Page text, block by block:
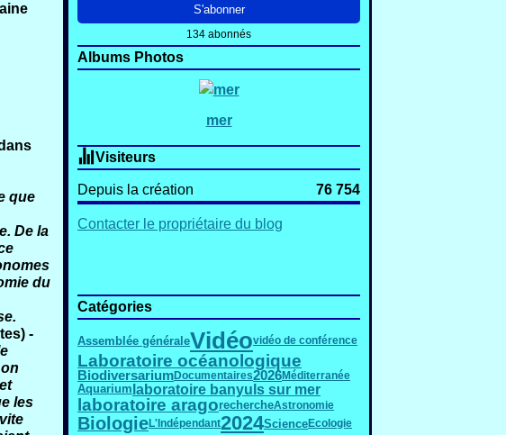
que
De la
du
-
les
134 abonnés
Albums Photos
mer
Visiteurs
Depuis la création 76 754
Contacter le propriétaire du blog
Catégories
Assemblée généraleVidéovidéo de conférence
Laboratoire océanologique
BiodiversariumDocumentaires2026Méditerranée
Aquariumlaboratoire banyuls sur mer
laboratoire aragorechercheAstronomie
BiologieL'Indépendant2024ScienceEcologie